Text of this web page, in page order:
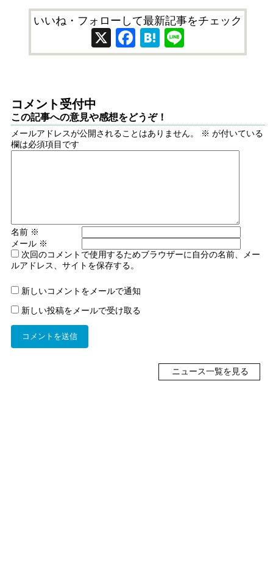
いいね・フォローして最新記事をチェック
X Facebook
Hatena
コメント受付中
この記事への意見や感想をどうぞ！
メールアドレスが公開されることはありません。 ※ が付いている
欄は必須項目です
名前 ※
メール ※
次回のコメントで使用するためブラウザーに自分の名前、メー
ルアドレス、サイトを保存する。
新しいコメントをメールで通知
新しい投稿をメールで受け取る
ニュース一覧を見る